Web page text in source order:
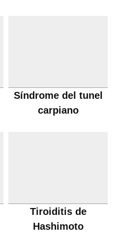
Síndrome del tunel
carpiano
Tiroiditis de
Hashimoto